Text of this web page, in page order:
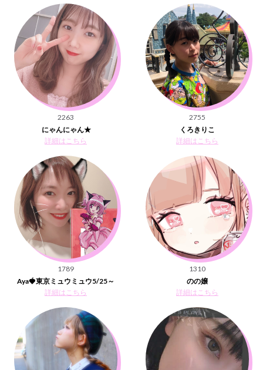
2263
にゃんにゃん★
詳細はこちら
2755
くろきりこ
詳細はこちら
1789
Aya🍓東京ミュウミュウ5/25～
詳細はこちら
1310
のの嬢
詳細はこちら